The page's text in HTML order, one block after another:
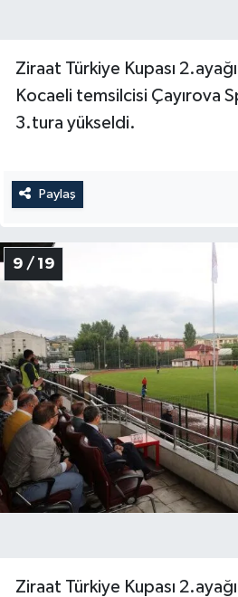
Ziraat Türkiye Kupası
Kocaeli temsilcisi Çayırova
3.tura yükseldi.
Paylaş
9 / 19
Ziraat Türkiye Kupası